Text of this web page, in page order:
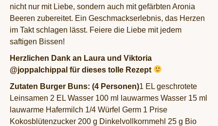
nicht nur mit Liebe, sondern auch mit gefärbten Aronia
Beeren zubereitet. Ein Geschmackserlebnis, das Herzen
im Takt schlagen lässt. Feiere die Liebe mit jedem
saftigen Bissen!
Herzlichen Dank an Laura und Viktoria
@joppalchippal für dieses tolle Rezept
Zutaten Burger Buns: (4 Personen)1 EL geschrotete
Leinsamen 2 EL Wasser 100 ml lauwarmes Wasser 15 ml
lauwarme Hafermilch 1/4 Würfel Germ 1 Prise
Kokosblütenzucker 200 g Dinkelvollkornmehl 25 g Bio